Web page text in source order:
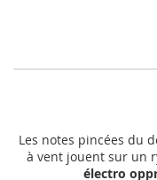
Les notes pincées du
à vent jouent sur un
électro